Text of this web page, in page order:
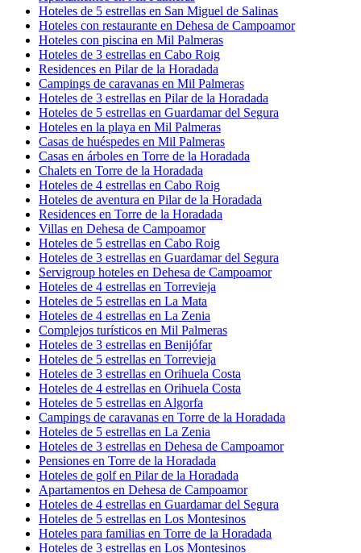
Hoteles de 5 estrellas en San Miguel de Salinas
Hoteles con restaurante en Dehesa de Campoamor
Hoteles con piscina en Mil Palmeras
Hoteles de 3 estrellas en Cabo Roig
Residences en Pilar de la Horadada
Campings de caravanas en Mil Palmeras
Hoteles de 3 estrellas en Pilar de la Horadada
Hoteles de 5 estrellas en Guardamar del Segura
Hoteles en la playa en Mil Palmeras
Casas de huéspedes en Mil Palmeras
Casas en árboles en Torre de la Horadada
Chalets en Torre de la Horadada
Hoteles de 4 estrellas en Cabo Roig
Hoteles de aventura en Pilar de la Horadada
Residences en Torre de la Horadada
Villas en Dehesa de Campoamor
Hoteles de 5 estrellas en Cabo Roig
Hoteles de 3 estrellas en Guardamar del Segura
Servigroup hoteles en Dehesa de Campoamor
Hoteles de 4 estrellas en Torrevieja
Hoteles de 5 estrellas en La Mata
Hoteles de 4 estrellas en La Zenia
Complejos turísticos en Mil Palmeras
Hoteles de 3 estrellas en Benijófar
Hoteles de 5 estrellas en Torrevieja
Hoteles de 3 estrellas en Orihuela Costa
Hoteles de 4 estrellas en Orihuela Costa
Hoteles de 5 estrellas en Algorfa
Campings de caravanas en Torre de la Horadada
Hoteles de 5 estrellas en La Zenia
Hoteles de 3 estrellas en Dehesa de Campoamor
Pensiones en Torre de la Horadada
Hoteles de golf en Pilar de la Horadada
Apartamentos en Dehesa de Campoamor
Hoteles de 4 estrellas en Guardamar del Segura
Hoteles de 5 estrellas en Los Montesinos
Hoteles para familias en Torre de la Horadada
Hoteles de 3 estrellas en Los Montesinos